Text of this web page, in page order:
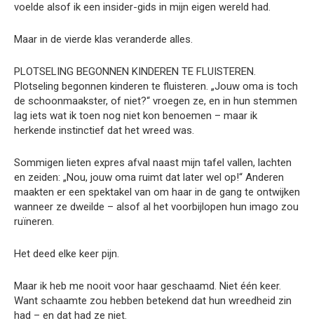
voelde alsof ik een insider-gids in mijn eigen wereld had.
Maar in de vierde klas veranderde alles.
PLOTSELING BEGONNEN KINDEREN TE FLUISTEREN.
Plotseling begonnen kinderen te fluisteren. „Jouw oma is toch
de schoonmaakster, of niet?“ vroegen ze, en in hun stemmen
lag iets wat ik toen nog niet kon benoemen – maar ik
herkende instinctief dat het wreed was.
Sommigen lieten expres afval naast mijn tafel vallen, lachten
en zeiden: „Nou, jouw oma ruimt dat later wel op!“ Anderen
maakten er een spektakel van om haar in de gang te ontwijken
wanneer ze dweilde – alsof al het voorbijlopen hun imago zou
ruïneren.
Het deed elke keer pijn.
Maar ik heb me nooit voor haar geschaamd. Niet één keer.
Want schaamte zou hebben betekend dat hun wreedheid zin
had – en dat had ze niet.